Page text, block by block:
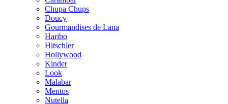
Chupa Chups
Doucy
Gourmandises de Lana
Haribo
Hitschler
Hollywood
Kinder
Look
Malabar
Mentos
Nutella